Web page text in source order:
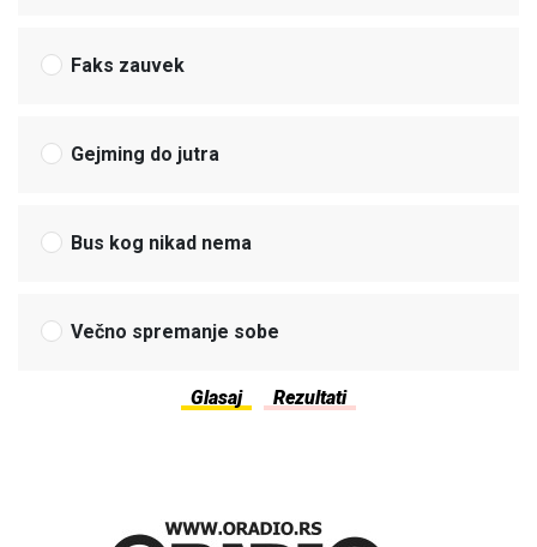
Faks zauvek
Gejming do jutra
Bus kog nikad nema
Večno spremanje sobe